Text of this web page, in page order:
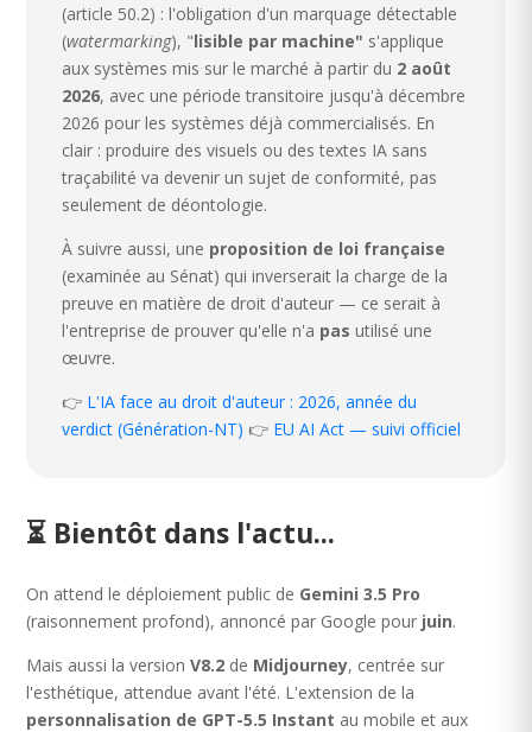
(article 50.2) : l'obligation d'un marquage détectable
(watermarking), "lisible par machine" s'applique
aux systèmes mis sur le marché à partir du 2 août
2026, avec une période transitoire jusqu'à décembre
2026 pour les systèmes déjà commercialisés. En
clair : produire des visuels ou des textes IA sans
traçabilité va devenir un sujet de conformité, pas
seulement de déontologie.
À suivre aussi, une proposition de loi française
(examinée au Sénat) qui inverserait la charge de la
preuve en matière de droit d'auteur — ce serait à
l'entreprise de prouver qu'elle n'a pas utilisé une
œuvre.
👉 L'IA face au droit d'auteur : 2026, année du
verdict (Génération-NT) 👉 EU AI Act — suivi officiel
⏳ Bientôt dans l'actu...
On attend le déploiement public de Gemini 3.5 Pro
(raisonnement profond), annoncé par Google pour juin.
Mais aussi la versionV8.2 de Midjourney, centrée sur
l'esthétique, attendue avant l'été. L'extension de la
personnalisation de GPT-5.5 Instant au mobile et aux